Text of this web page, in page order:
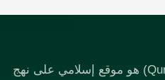
موقع القرآن ميديا (QuranMedia) هو موقع إسلامي على نهج